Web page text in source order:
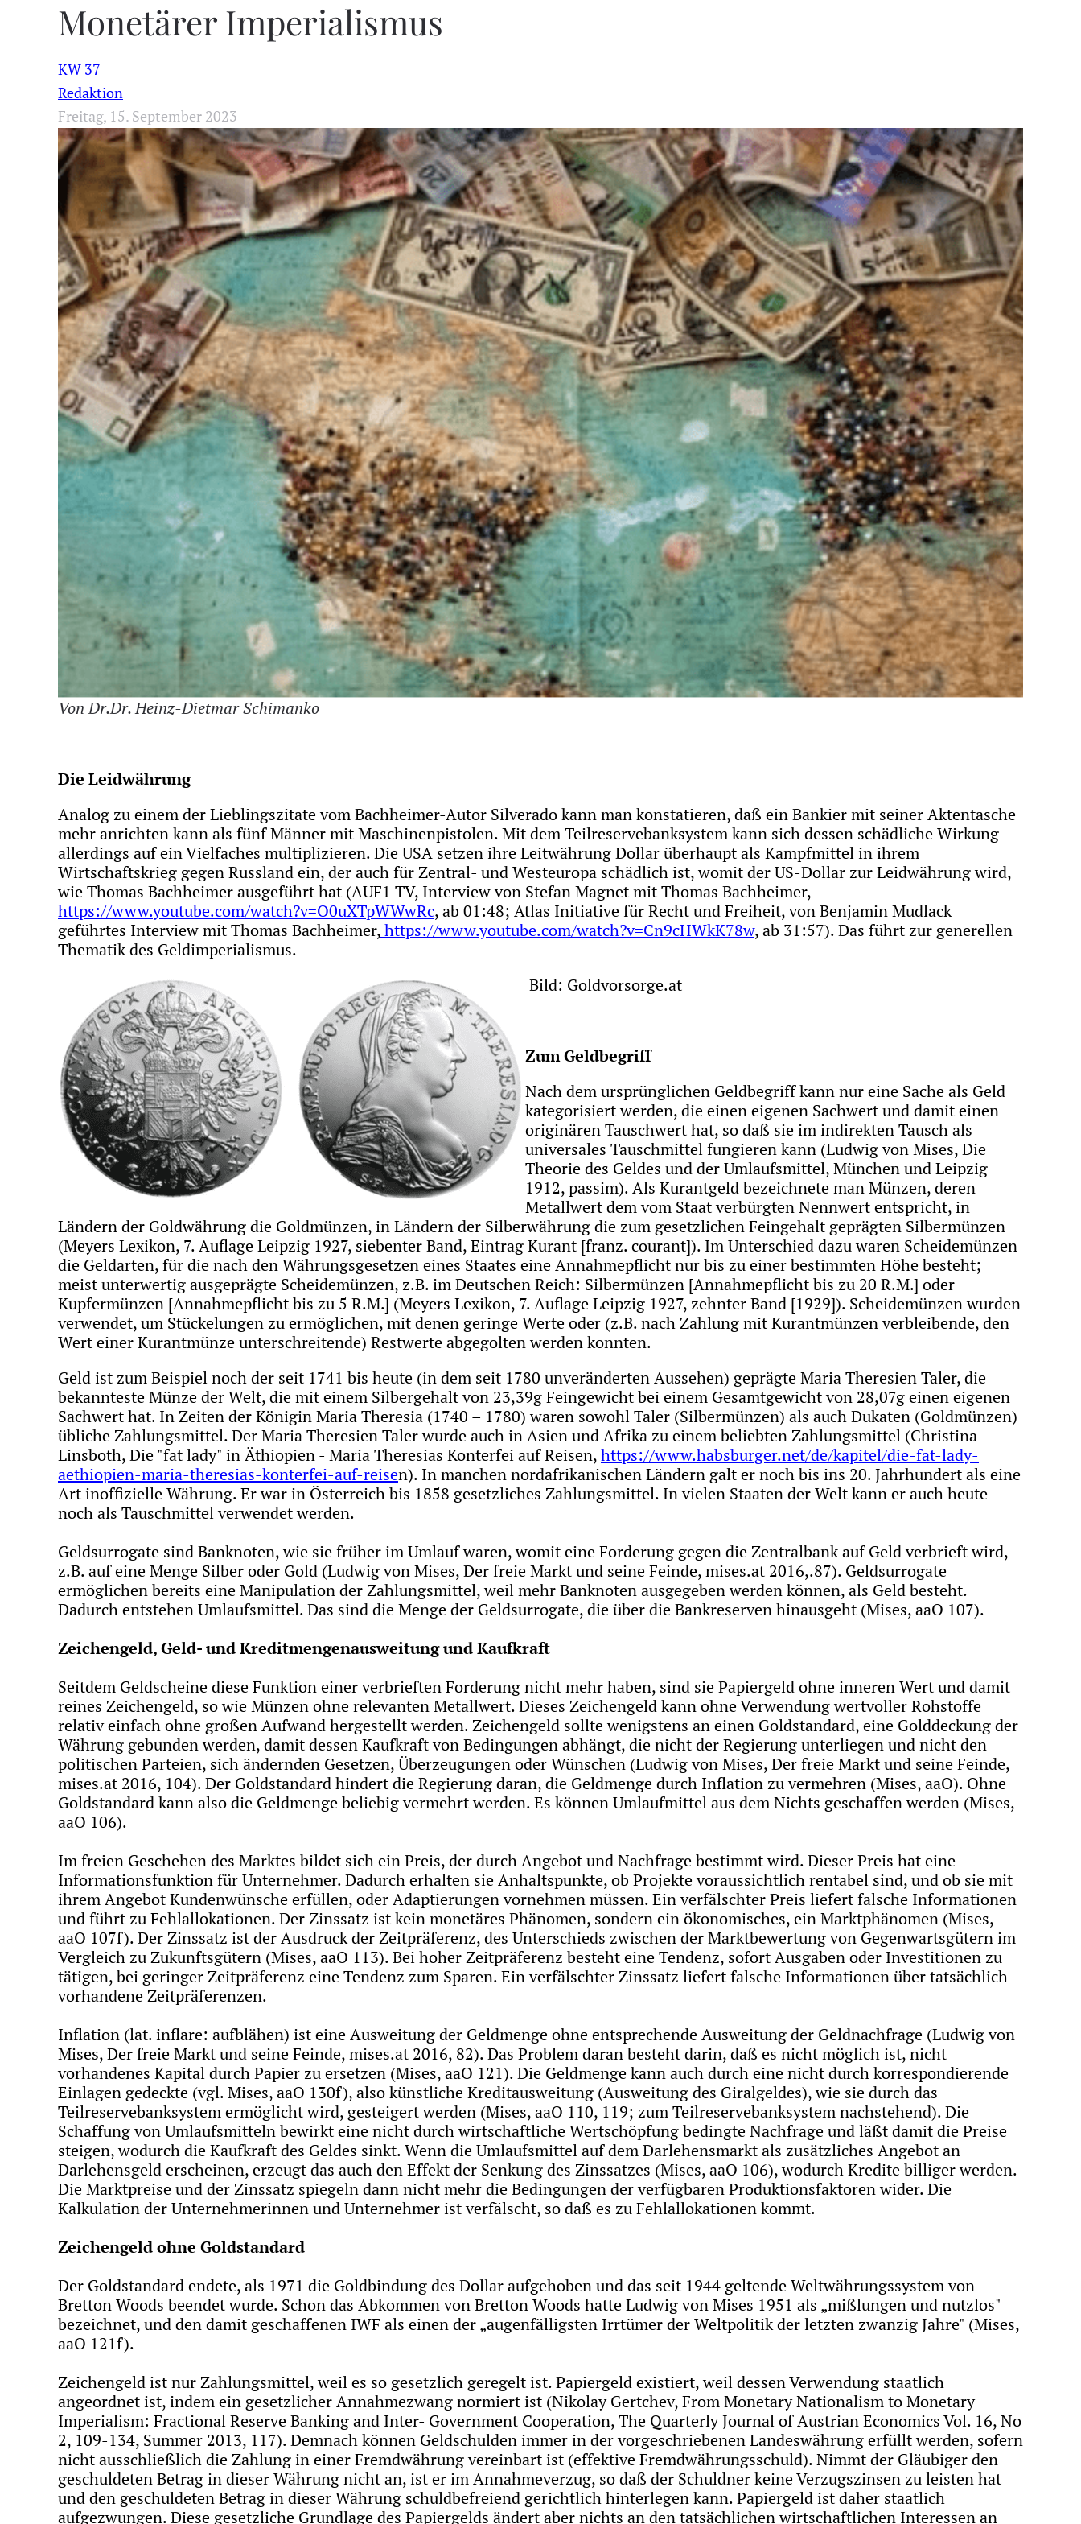
Monetärer Imperialismus
KW 37
Redaktion
Freitag, 15. September 2023
Von Dr.Dr. Heinz-Dietmar Schimanko
Die Leidwährung
Analog zu einem der Lieblingszitate vom Bachheimer-Autor Silverado kann man konstatieren, daß ein Bankier mit seiner Aktentasche
mehr anrichten kann als fünf Männer mit Maschinenpistolen. Mit dem Teilreservebanksystem kann sich dessen schädliche Wirkung
allerdings auf ein Vielfaches multiplizieren. Die USA setzen ihre Leitwährung Dollar überhaupt als Kampfmittel in ihrem
Wirtschaftskrieg gegen Russland ein, der auch für Zentral- und Westeuropa schädlich ist, womit der US-Dollar zur Leidwährung wird,
wie Thomas Bachheimer ausgeführt hat (AUF1 TV, Interview von Stefan Magnet mit Thomas Bachheimer,
https://www.youtube.com/watch?v=O0uXTpWWwRc, ab 01:48; Atlas Initiative für Recht und Freiheit, von Benjamin Mudlack
geführtes Interview mit Thomas Bachheimer,https://www.youtube.com/watch?v=Cn9cHWkK78w, ab 31:57). Das führt zur generellen
Thematik des Geldimperialismus.
Bild: Goldvorsorge.at
Zum Geldbegriff
Nach dem ursprünglichen Geldbegriff kann nur eine Sache als Geld
kategorisiert werden, die einen eigenen Sachwert und damit einen
originären Tauschwert hat, so daß sie im indirekten Tausch als
universales Tauschmittel fungieren kann (Ludwig von Mises, Die
Theorie des Geldes und der Umlaufsmittel, München und Leipzig
1912, passim). Als Kurantgeld bezeichnete man Münzen, deren
Metallwert dem vom Staat verbürgten Nennwert entspricht, in
Ländern der Goldwährung die Goldmünzen, in Ländern der Silberwährung die zum gesetzlichen Feingehalt geprägten Silbermünzen
(Meyers Lexikon, 7. Auflage Leipzig 1927, siebenter Band, Eintrag Kurant [franz. courant]). Im Unterschied dazu waren Scheidemünzen
die Geldarten, für die nach den Währungsgesetzen eines Staates eine Annahmepflicht nur bis zu einer bestimmten Höhe besteht;
meist unterwertig ausgeprägte Scheidemünzen, z.B. im Deutschen Reich: Silbermünzen [Annahmepflicht bis zu 20 R.M.] oder
Kupfermünzen [Annahmepflicht bis zu 5 R.M.] (Meyers Lexikon, 7. Auflage Leipzig 1927, zehnter Band [1929]). Scheidemünzen wurden
verwendet, um Stückelungen zu ermöglichen, mit denen geringe Werte oder (z.B. nach Zahlung mit Kurantmünzen verbleibende, den
Wert einer Kurantmünze unterschreitende) Restwerte abgegolten werden konnten.
Geld ist zum Beispiel noch der seit 1741 bis heute (in dem seit 1780 unveränderten Aussehen) geprägte Maria Theresien Taler, die
bekannteste Münze der Welt, die mit einem Silbergehalt von 23,39g Feingewicht bei einem Gesamtgewicht von 28,07g einen eigenen
Sachwert hat. In Zeiten der Königin Maria Theresia (1740 – 1780) waren sowohl Taler (Silbermünzen) als auch Dukaten (Goldmünzen)
übliche Zahlungsmittel. Der Maria Theresien Taler wurde auch in Asien und Afrika zu einem beliebten Zahlungsmittel (Christina
Linsboth, Die "fat lady" in Äthiopien - Maria Theresias Konterfei auf Reisen,https://www.habsburger.net/de/kapitel/die-fat-lady-
aethiopien-maria-theresias-konterfei-auf-reisen). In manchen nordafrikanischen Ländern galt er noch bis ins 20. Jahrhundert als eine
Art inoffizielle Währung. Er war in Österreich bis 1858 gesetzliches Zahlungsmittel. In vielen Staaten der Welt kann er auch heute
noch als Tauschmittel verwendet werden.
Geldsurrogate sind Banknoten, wie sie früher im Umlauf waren, womit eine Forderung gegen die Zentralbank auf Geld verbrieft wird,
z.B. auf eine Menge Silber oder Gold (Ludwig von Mises, Der freie Markt und seine Feinde, mises.at 2016,.87). Geldsurrogate
ermöglichen bereits eine Manipulation der Zahlungsmittel, weil mehr Banknoten ausgegeben werden können, als Geld besteht.
Dadurch entstehen Umlaufsmittel. Das sind die Menge der Geldsurrogate, die über die Bankreserven hinausgeht (Mises, aaO 107).
Zeichengeld, Geld- und Kreditmengenausweitung und Kaufkraft
Seitdem Geldscheine diese Funktion einer verbrieften Forderung nicht mehr haben, sind sie Papiergeld ohne inneren Wert und damit
reines Zeichengeld, so wie Münzen ohne relevanten Metallwert. Dieses Zeichengeld kann ohne Verwendung wertvoller Rohstoffe
relativ einfach ohne großen Aufwand hergestellt werden. Zeichengeld sollte wenigstens an einen Goldstandard, eine Golddeckung der
Währung gebunden werden, damit dessen Kaufkraft von Bedingungen abhängt, die nicht der Regierung unterliegen und nicht den
politischen Parteien, sich ändernden Gesetzen, Überzeugungen oder Wünschen (Ludwig von Mises, Der freie Markt und seine Feinde,
mises.at 2016, 104). Der Goldstandard hindert die Regierung daran, die Geldmenge durch Inflation zu vermehren (Mises, aaO). Ohne
Goldstandard kann also die Geldmenge beliebig vermehrt werden. Es können Umlaufmittel aus dem Nichts geschaffen werden (Mises,
aaO 106).
Im freien Geschehen des Marktes bildet sich ein Preis, der durch Angebot und Nachfrage bestimmt wird. Dieser Preis hat eine
Informationsfunktion für Unternehmer. Dadurch erhalten sie Anhaltspunkte, ob Projekte voraussichtlich rentabel sind, und ob sie mit
ihrem Angebot Kundenwünsche erfüllen, oder Adaptierungen vornehmen müssen. Ein verfälschter Preis liefert falsche Informationen
und führt zu Fehlallokationen. Der Zinssatz ist kein monetäres Phänomen, sondern ein ökonomisches, ein Marktphänomen (Mises,
aaO 107f). Der Zinssatz ist der Ausdruck der Zeitpräferenz, des Unterschieds zwischen der Marktbewertung von Gegenwartsgütern im
Vergleich zu Zukunftsgütern (Mises, aaO 113). Bei hoher Zeitpräferenz besteht eine Tendenz, sofort Ausgaben oder Investitionen zu
tätigen, bei geringer Zeitpräferenz eine Tendenz zum Sparen. Ein verfälschter Zinssatz liefert falsche Informationen über tatsächlich
vorhandene Zeitpräferenzen.
Inflation (lat. inflare: aufblähen) ist eine Ausweitung der Geldmenge ohne entsprechende Ausweitung der Geldnachfrage (Ludwig von
Mises, Der freie Markt und seine Feinde, mises.at 2016, 82). Das Problem daran besteht darin, daß es nicht möglich ist, nicht
vorhandenes Kapital durch Papier zu ersetzen (Mises, aaO 121). Die Geldmenge kann auch durch eine nicht durch korrespondierende
Einlagen gedeckte (vgl. Mises, aaO 130f), also künstliche Kreditausweitung (Ausweitung des Giralgeldes), wie sie durch das
Teilreservebanksystem ermöglicht wird, gesteigert werden (Mises, aaO 110, 119; zum Teilreservebanksystem nachstehend). Die
Schaffung von Umlaufsmitteln bewirkt eine nicht durch wirtschaftliche Wertschöpfung bedingte Nachfrage und läßt damit die Preise
steigen, wodurch die Kaufkraft des Geldes sinkt. Wenn die Umlaufsmittel auf dem Darlehensmarkt als zusätzliches Angebot an
Darlehensgeld erscheinen, erzeugt das auch den Effekt der Senkung des Zinssatzes (Mises, aaO 106), wodurch Kredite billiger werden.
Die Marktpreise und der Zinssatz spiegeln dann nicht mehr die Bedingungen der verfügbaren Produktionsfaktoren wider. Die
Kalkulation der Unternehmerinnen und Unternehmer ist verfälscht, so daß es zu Fehlallokationen kommt.
Zeichengeld ohne Goldstandard
Der Goldstandard endete, als 1971 die Goldbindung des Dollar aufgehoben und das seit 1944 geltende Weltwährungssystem von
Bretton Woods beendet wurde. Schon das Abkommen von Bretton Woods hatte Ludwig von Mises 1951 als „mißlungen und nutzlos"
bezeichnet, und den damit geschaffenen IWF als einen der „augenfälligsten Irrtümer der Weltpolitik der letzten zwanzig Jahre" (Mises,
aaO 121f).
Zeichengeld ist nur Zahlungsmittel, weil es so gesetzlich geregelt ist. Papiergeld existiert, weil dessen Verwendung staatlich
angeordnet ist, indem ein gesetzlicher Annahmezwang normiert ist (Nikolay Gertchev, From Monetary Nationalism to Monetary
Imperialism: Fractional Reserve Banking and Inter- Government Cooperation, The Quarterly Journal of Austrian Economics Vol. 16, No
2, 109-134, Summer 2013, 117). Demnach können Geldschulden immer in der vorgeschriebenen Landeswährung erfüllt werden, sofern
nicht ausschließlich die Zahlung in einer Fremdwährung vereinbart ist (effektive Fremdwährungsschuld). Nimmt der Gläubiger den
geschuldeten Betrag in dieser Währung nicht an, ist er im Annahmeverzug, so daß der Schuldner keine Verzugszinsen zu leisten hat
und den geschuldeten Betrag in dieser Währung schuldbefreiend gerichtlich hinterlegen kann. Papiergeld ist daher staatlich
aufgezwungen. Diese gesetzliche Grundlage des Papiergelds ändert aber nichts an den tatsächlichen wirtschaftlichen Interessen an